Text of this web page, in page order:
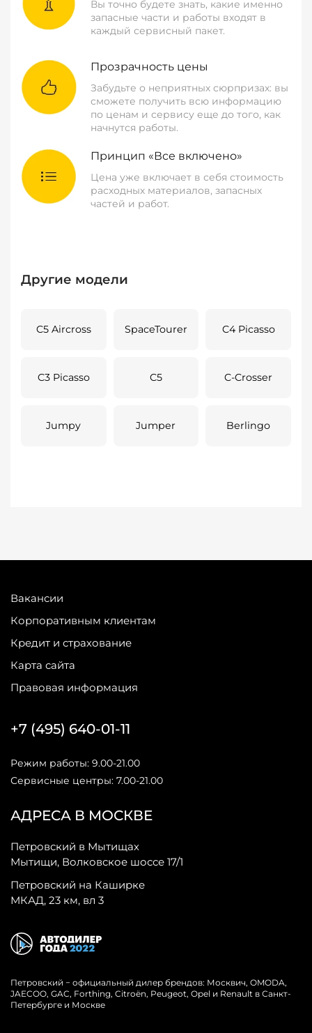
Вы точно будете знать, какие именно
запасные части и работы входят в
каждый сервисный пакет.
Прозрачность цены
Забудьте о неприятных сюрпризах: вы
сможете получить всю информацию
по ценам и сервису еще до того, как
начнутся работы.
Принцип «Все включено»
Цена уже включает в себя стоимость
расходных материалов, запасных
частей и работ.
Другие модели
C5 Aircross SpaceTourer C4 Picasso
C3 Picasso C5 C-Crosser
Jumpy Jumper Berlingo
Вакансии
Корпоративным клиентам
Кредит и страхование
Карта сайта
Правовая информация
АДРЕСА В МОСКВЕ
Петровский в Мытищах
Мытищи, Волковское шоссе 17/1
Петровский на Каширке
МКАД, 23 км, вл 3
+7 (495) 640-01-11
Режим работы: 9.00-21.00
Сервисные центры: 7.00-21.00
Петровский − официальный дилер брендов: Москвич, OMODA,
JAECOO, GAC, Forthing, Citroёn, Peugeot, Opel и Renault в Санкт-
Петербурге и Москве